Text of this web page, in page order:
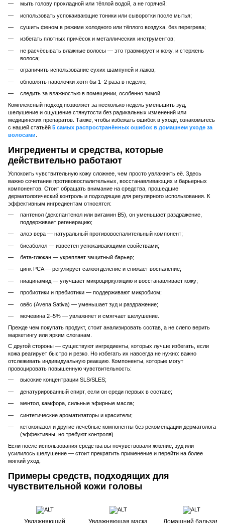
мыть голову прохладной или тёплой водой, а не горячей;
использовать успокаивающие тоники или сыворотки после мытья;
сушить феном в режиме холодного или тёплого воздуха, без перегрева;
избегать плотных причёсок и металлических инструментов;
не расчёсывать влажные волосы — это травмирует и кожу, и стержень
волоса;
ограничить использование сухих шампуней и лаков;
обновлять наволочки хотя бы 1–2 раза в неделю;
следить за влажностью в помещении, особенно зимой.
Комплексный подход позволяет за несколько недель уменьшить зуд,
шелушение и ощущение стянутости без радикальных изменений или
медицинских препаратов. Также, чтобы избежать ошибок в уходе, ознакомьтесь
с нашей статьёй 5 самых распространённых ошибок в домашнем уходе за
волосами
Ингредиенты и средства, которые
действительно работают
Успокоить чувствительную кожу сложнее, чем просто увлажнить её. Здесь
важно сочетание противовоспалительных, восстанавливающих и барьерных
компонентов. Стоит обращать внимание на средства, прошедшие
дерматологический контроль и подходящие для регулярного использования. К
эффективным ингредиентам относятся:
пантенол (декспантенол или витамин B5), он уменьшает раздражение,
поддерживает регенерацию;
алоэ вера — натуральный противовоспалительный компонент;
бисаболол — известен успокаивающими свойствами;
бета-глюкан — укрепляет защитный барьер;
цинк PCA — регулирует салоотделение и снижает воспаление;
ниацинамид — улучшает микроциркуляцию и восстанавливает кожу;
пробиотики и пребиотики — поддерживают микробиом;
овёс (Avena Sativa) — уменьшает зуд и раздражение;
мочевина 2–5% — увлажняет и смягчает шелушение.
Прежде чем покупать продукт, стоит анализировать состав, а не слепо верить
маркетингу или ярким слоганам.
С другой стороны — существуют ингредиенты, которых лучше избегать, если
кожа реагирует быстро и резко. Но избегать их навсегда не нужно: важно
отслеживать индивидуальную реакцию. Компоненты, которые могут
провоцировать повышенную чувствительность:
высокие концентрации SLS/SLES;
денатурированный спирт, если он среди первых в составе;
ментол, камфора, сильные эфирные масла;
синтетические ароматизаторы и красители;
кетоконазол и другие лечебные компоненты без рекомендации дерматолога
(эффективны, но требуют контроля).
Если после использования средства вы почувствовали жжение, зуд или
усилилось шелушение — стоит прекратить применение и перейти на более
мягкий уход.
Примеры средств, подходящих для
чувствительной кожи головы
Увлажняющий Увлажняющая маска Домашний бальзам